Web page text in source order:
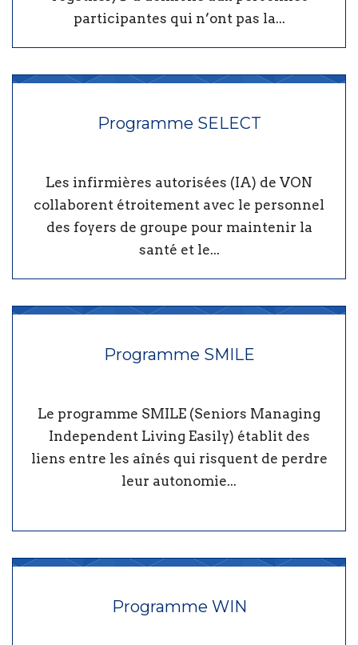
participantes qui n’ont pas la...
Programme SELECT
Les infirmières autorisées (IA) de VON
collaborent étroitement avec le personnel
des foyers de groupe pour maintenir la
santé et le...
Programme SMILE
Le programme SMILE (Seniors Managing
Independent Living Easily) établit des
liens entre les aînés qui risquent de perdre
leur autonomie...
Programme WIN